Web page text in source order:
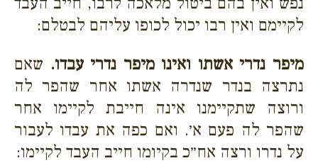
לקיימם ואין רבו יכול לכופו עליהם לבטלם:
מיפר נדרי אשתו ואינו מיפר נדרי עבדו. שאם
נתרצה בנדר שנדרה אשתו אחר שהפר לה
ורוצה שתקיימנו אינה חייבת לקיימו אחר
שהפר לה פעם א׳. ואם כפה את עבדו לעבור
על נדרו ורצה אח״כ בקיומו חייב העבד לקיימו: